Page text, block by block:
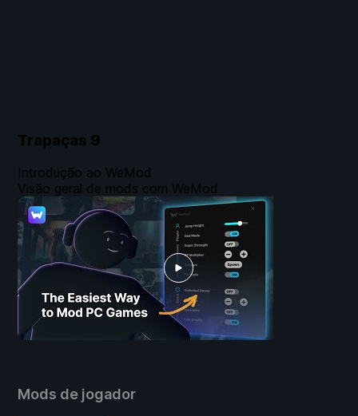
Trapaças 9
Mods de jogador
Introdução ao WeMod
Visão geral de mods com WeMod